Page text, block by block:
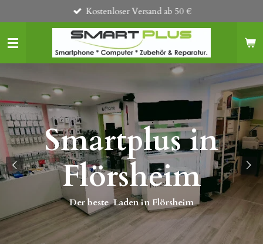
Hauptinhalt
springen
Kostenloser Versand ab 50 €
Smartplus in
Flörsheim
Der beste Laden in Flörsheim